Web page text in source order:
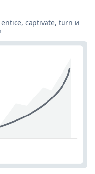
captivate, turn и